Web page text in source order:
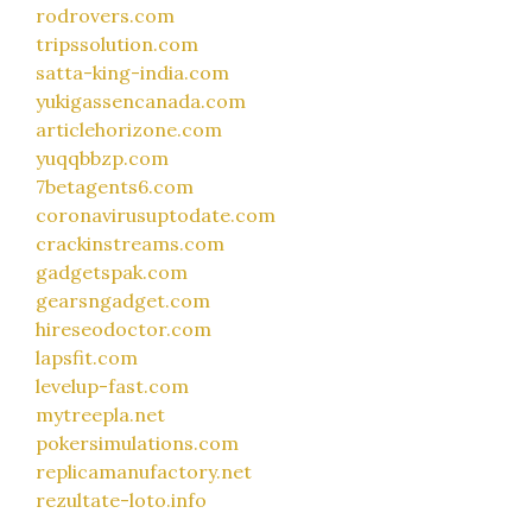
rodrovers.com
tripssolution.com
satta-king-india.com
yukigassencanada.com
articlehorizone.com
yuqqbbzp.com
7betagents6.com
coronavirusuptodate.com
crackinstreams.com
gadgetspak.com
gearsngadget.com
hireseodoctor.com
lapsfit.com
levelup-fast.com
mytreepla.net
pokersimulations.com
replicamanufactory.net
rezultate-loto.info